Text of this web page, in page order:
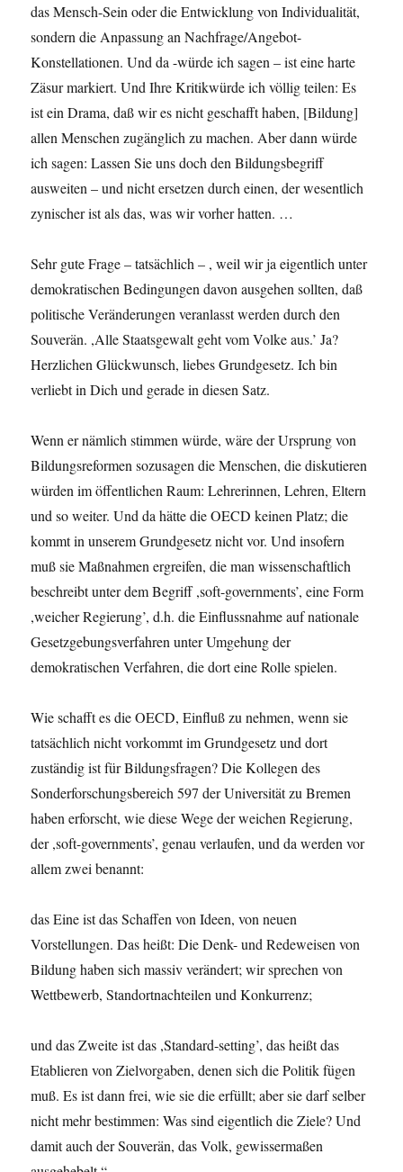
das Mensch-Sein oder die Entwicklung von Individualität,
sondern die Anpassung an Nachfrage/Angebot-
Konstellationen. Und da -würde ich sagen – ist eine harte
Zäsur markiert. Und Ihre Kritikwürde ich völlig teilen: Es
ist ein Drama, daß wir es nicht geschafft haben, [Bildung]
allen Menschen zugänglich zu machen. Aber dann würde
ich sagen: Lassen Sie uns doch den Bildungsbegriff
ausweiten – und nicht ersetzen durch einen, der wesentlich
zynischer ist als das, was wir vorher hatten. …
Sehr gute Frage – tatsächlich – , weil wir ja eigentlich unter
demokratischen Bedingungen davon ausgehen sollten, daß
politische Veränderungen veranlasst werden durch den
Souverän. ,Alle Staatsgewalt geht vom Volke aus.’ Ja?
Herzlichen Glückwunsch, liebes Grundgesetz. Ich bin
verliebt in Dich und gerade in diesen Satz.
Wenn er nämlich stimmen würde, wäre der Ursprung von
Bildungsreformen sozusagen die Menschen, die diskutieren
würden im öffentlichen Raum: Lehrerinnen, Lehren, Eltern
und so weiter. Und da hätte die OECD keinen Platz; die
kommt in unserem Grundgesetz nicht vor. Und insofern
muß sie Maßnahmen ergreifen, die man wissenschaftlich
beschreibt unter dem Begriff ,soft-governments’, eine Form
,weicher Regierung’, d.h. die Einflussnahme auf nationale
Gesetzgebungsverfahren unter Umgehung der
demokratischen Verfahren, die dort eine Rolle spielen.
Wie schafft es die OECD, Einfluß zu nehmen, wenn sie
tatsächlich nicht vorkommt im Grundgesetz und dort
zuständig ist für Bildungsfragen? Die Kollegen des
Sonderforschungsbereich 597 der Universität zu Bremen
haben erforscht, wie diese Wege der weichen Regierung,
der ,soft-governments’, genau verlaufen, und da werden vor
allem zwei benannt:
das Eine ist das Schaffen von Ideen, von neuen
Vorstellungen. Das heißt: Die Denk- und Redeweisen von
Bildung haben sich massiv verändert; wir sprechen von
Wettbewerb, Standortnachteilen und Konkurrenz;
und das Zweite ist das ,Standard-setting’, das heißt das
Etablieren von Zielvorgaben, denen sich die Politik fügen
muß. Es ist dann frei, wie sie die erfüllt; aber sie darf selber
nicht mehr bestimmen: Was sind eigentlich die Ziele? Und
damit auch der Souverän, das Volk, gewissermaßen